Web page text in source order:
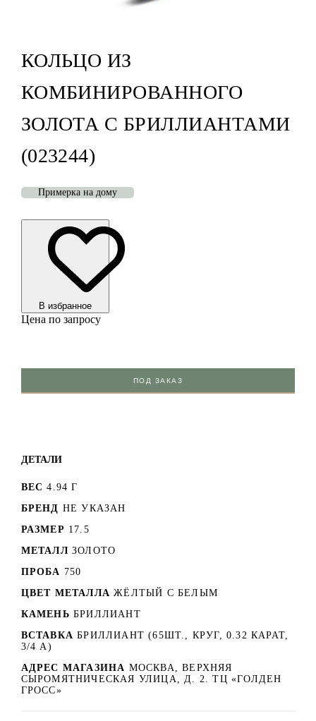
КОЛЬЦО ИЗ
КОМБИНИРОВАННОГО
ЗОЛОТА С БРИЛЛИАНТАМИ
(023244)
Примерка на дому
В избранноe
Цена по запросу
ПОД ЗАКАЗ
ДЕТАЛИ
ВЕС 4.94 Г
БРЕНД НЕ УКАЗАН
РАЗМЕР 17.5
МЕТАЛЛ ЗОЛОТО
ПРОБА 750
ЦВЕТ МЕТАЛЛА ЖЁЛТЫЙ С БЕЛЫМ
КАМЕНЬ БРИЛЛИАНТ
ВСТАВКА БРИЛЛИАНТ (65ШТ., КРУГ, 0.32 КАРАТ,
3/4 А)
АДРЕС МАГАЗИНА МОСКВА, ВЕРХНЯЯ
СЫРОМЯТНИЧЕСКАЯ УЛИЦА, Д. 2. ТЦ «ГОЛДЕН
ГРОСС»